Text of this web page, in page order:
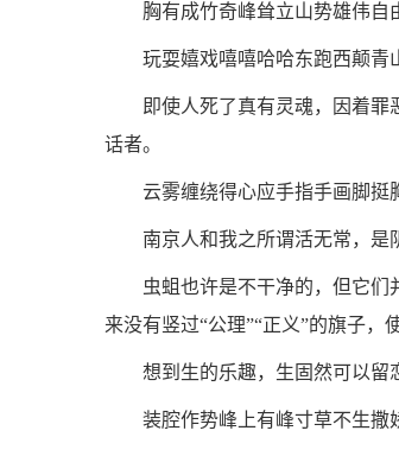
胸有成竹奇峰耸立山势雄伟自
玩耍嬉戏嘻嘻哈哈东跑西颠青
即使人死了真有灵魂，因着
话者。
云雾缠绕得心应手指手画脚挺
南京人和我之所谓活无常，是
虫蛆也许是不干净的，但它
来没有竖过“公理”“正义”的旗子，
想到生的乐趣，生固然可以留
装腔作势峰上有峰寸草不生撒